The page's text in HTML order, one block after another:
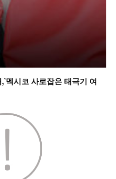
멕시코 사로잡은 태극기 여